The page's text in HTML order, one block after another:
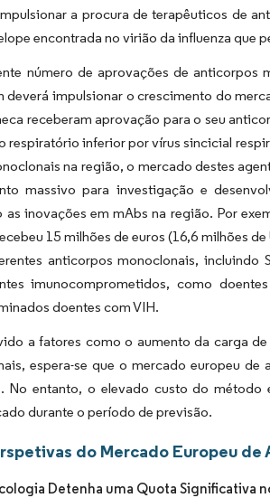
a procura de terapêuticos de
encontrada no virião da influenza que
número de aprovações de anticorpos
impulsionar o crescimento do
receberam aprovação para o seu
respiratório inferior por vírus sincicial
na região, o mercado destes
massivo para investigação e
as inovações em mAbs na região. Por
15 milhões de euros (16,6 milhões
anticorpos monoclonais, incluindo
imunocomprometidos, como
doentes com VIH.
a fatores como o aumento da carga
espera-se que o mercado europeu
No entanto, o elevado custo do
durante o período de previsão.
do Mercado Europeu de
Detenha uma Quota Significativa